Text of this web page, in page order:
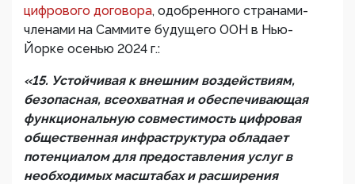
цифрового договора, одобренного странами-
членами на Саммите будущего ООН в Нью-
Йорке осенью 2024 г.:
«15. Устойчивая к внешним воздействиям,
безопасная, всеохватная и обеспечивающая
функциональную совместимость цифровая
общественная инфраструктура обладает
потенциалом для предоставления услуг в
необходимых масштабах и расширения